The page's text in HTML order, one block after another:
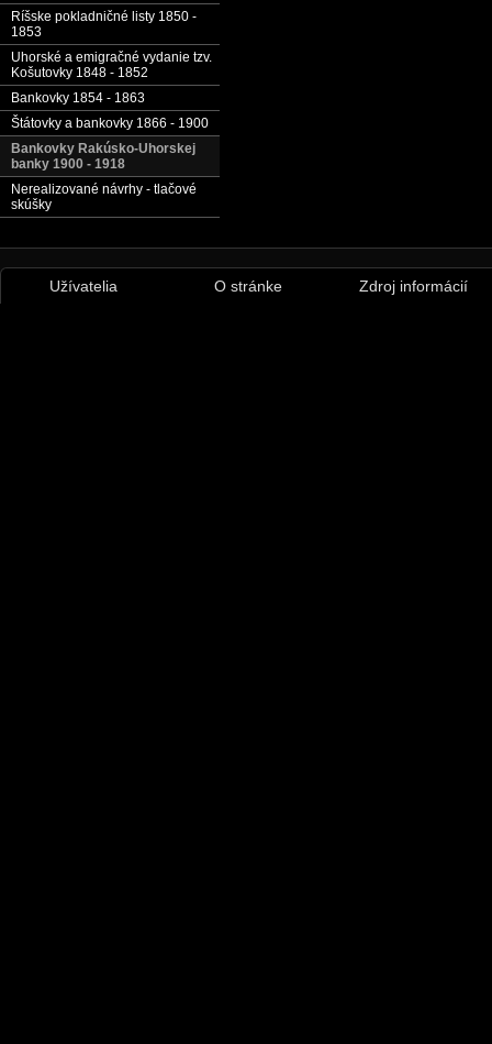
Ríšske pokladničné listy 1850 -
1853
Uhorské a emigračné vydanie tzv.
Košutovky 1848 - 1852
Bankovky 1854 - 1863
Štátovky a bankovky 1866 - 1900
Bankovky Rakúsko-Uhorskej
banky 1900 - 1918
Nerealizované návrhy - tlačové
skúšky
Užívatelia O stránke Zdroj informácií